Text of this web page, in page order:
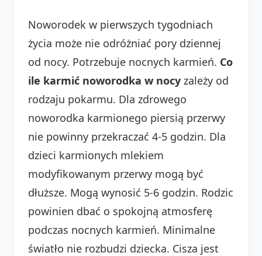
Noworodek w pierwszych tygodniach
życia może nie odróżniać pory dziennej
od nocy. Potrzebuje nocnych karmień. Co
ile karmić noworodka w nocy zależy od
rodzaju pokarmu. Dla zdrowego
noworodka karmionego piersią przerwy
nie powinny przekraczać 4-5 godzin. Dla
dzieci karmionych mlekiem
modyfikowanym przerwy mogą być
dłuższe. Mogą wynosić 5-6 godzin. Rodzic
powinien dbać o spokojną atmosferę
podczas nocnych karmień. Minimalne
światło nie rozbudzi dziecka. Cisza jest